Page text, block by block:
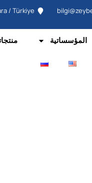
/ Türkiye
المؤسساتية